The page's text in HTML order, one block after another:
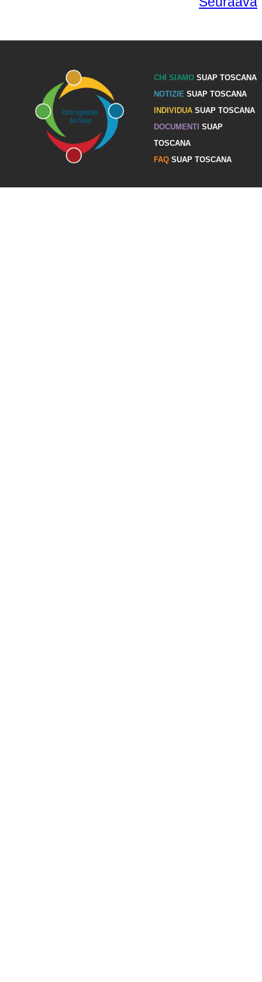
CHI SIAMOSUAP TOSCANA
NOTIZIE SUAP TOSCANA
INDIVIDUASUAP TOSCANA
DOCUMENTI SUAP
TOSCANA
FAQSUAP TOSCANA